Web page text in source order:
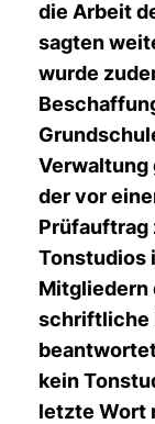
die Arbeit
sagten
wurde
Verwaltung
der vor
Prüfauftrag
Tonstudios
Mitgliedern
schriftliche
kein
letzte Wort